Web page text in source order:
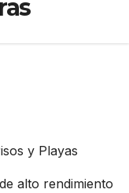
y Playas
alto rendimiento